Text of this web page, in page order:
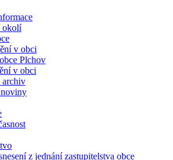
okolí
v obci
Plchov
v obci
z jednání zastupitelstva obce